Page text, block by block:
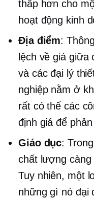
thấp hơn cho
hoạt động kinh
Địa điểm:
lệch về giá giữa
và các đại lý
nghiệp nằm ở
rất có thể các
định giá để
Giáo dục:
chất lượng
Tuy nhiên, một
những gì nó đại